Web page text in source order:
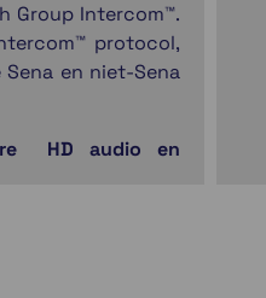
Group Intercom™.
protocol,
en niet-Sena
HD audio en